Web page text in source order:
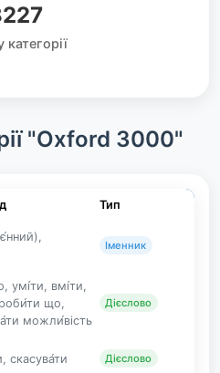
категорії
"Oxford 3000"
Тип
Іменник
умі́ти, вмі́ти,
що,
можли́вість
Дієслово
скасува́ти Дієслово